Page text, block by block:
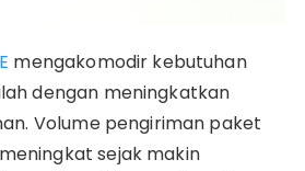
mengakomodir kebutuhan
dengan meningkatkan
Volume pengiriman paket
sejak makin